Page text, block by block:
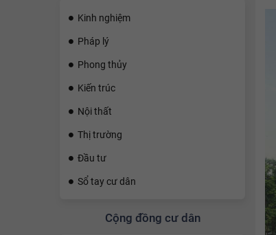
Kinh nghiệm
Pháp lý
Phong thủy
Kiến trúc
Nội thất
Thị trường
Đầu tư
Sổ tay cư dân
Cộng đồng cư dân